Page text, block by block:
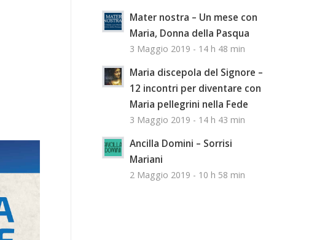
Mater nostra – Un mese con
Maria, Donna della Pasqua
3 Maggio 2019 - 14 h 48 min
Maria discepola del Signore –
12 incontri per diventare con
Maria pellegrini nella Fede
3 Maggio 2019 - 14 h 43 min
Ancilla Domini – Sorrisi
Mariani
2 Maggio 2019 - 10 h 58 min